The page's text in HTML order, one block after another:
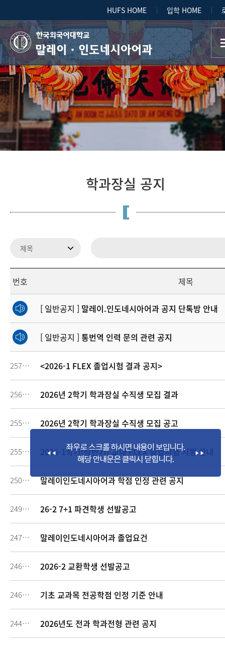
HUFS HOME 입학 HOME
말레이·인도네시아어과
학과장실 공지
번호 제목
[ 일반공지 ] 말레이.인도네시아어과 공지 단톡방 안내
[ 일반공지 ] 통번역 인력 문의 관련 공지
257866 <2026-1 FLEX 졸업시험 결과 공지>
256306 2026년 2학기 학과장실 수직생 모집 결과
255791 2026년 2학기 학과장실 수직생 모집 공고
255387 2026-1학기(상반기) 교내 FLEX 졸업시험 시행 안내
250913 말레이인도네시아어과 학점 인정 관련 공지
249178 26-2 7+1 파견학생 선발공고
247765 말레이인도네시아어과 졸업요건
246991 2026-2 교환학생 선발공고
246233 기초 교과목 전공학점 인정 기준 안내
244972 2026년도 전과 학과전형 관련 공지